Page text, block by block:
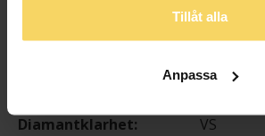
Tillåt alla
Anpassa
Diamant
Briljant
Diamantklarhet
VS